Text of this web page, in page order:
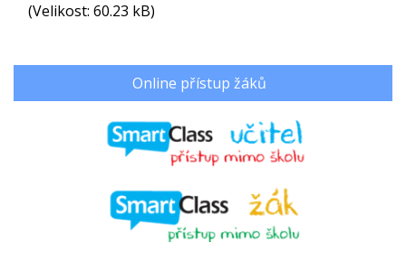
(Velikost: 60.23 kB)
Online přístup žáků